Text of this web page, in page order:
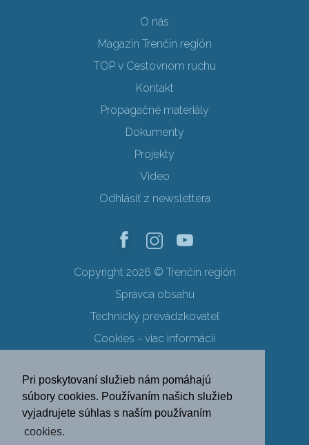
Pri poskytovaní služieb nám pomáhajú
súbory cookies. Používaním našich služieb
vyjadrujete súhlas s naším používaním
cookies.
O nás
Magazín Trenčín región
TOP v Cestovnom ruchu
Kontakt
Propagačné materiály
Dokumenty
Projekty
Video
Odhlásiť z newslettera
Copyright 2026 © Trenčín región
Správca obsahu
Technický prevádzkovateľ
Cookies - viac informácií
Ochrana osobných údajov
SK EN DE
PL